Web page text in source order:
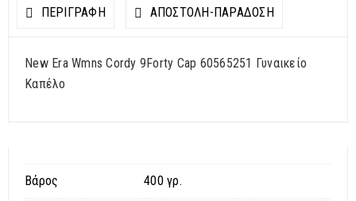
ΠΕΡΙΓΡΑΦΗ ΑΠΟΣΤΟΛΉ-ΠΑΡΆΔΟΣΗ
New Era Wmns Cordy 9Forty Cap 60565251 Γυναικείο
Καπέλο
Βάρος 400 γρ.